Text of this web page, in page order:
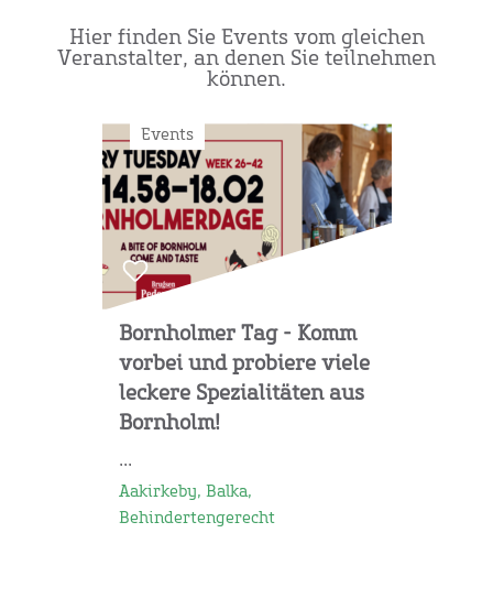
Hier finden Sie Events vom gleichen
Veranstalter, an denen Sie teilnehmen
können.
Events
Bornholmer Tag - Komm
vorbei und probiere viele
leckere Spezialitäten aus
Bornholm!
...
Aakirkeby, Balka,
Behindertengerecht